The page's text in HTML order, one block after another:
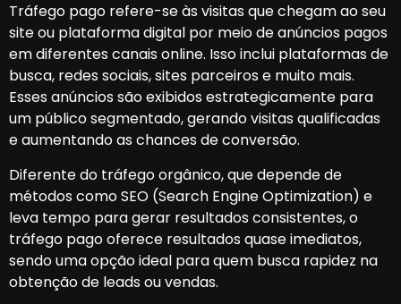
Tráfego pago refere-se às visitas que chegam ao seu
site ou plataforma digital por meio de anúncios pagos
em diferentes canais online. Isso inclui plataformas de
busca, redes sociais, sites parceiros e muito mais.
Esses anúncios são exibidos estrategicamente para
um público segmentado, gerando visitas qualificadas
e aumentando as chances de conversão.
Diferente do tráfego orgânico, que depende de
métodos como SEO (Search Engine Optimization) e
leva tempo para gerar resultados consistentes, o
tráfego pago oferece resultados quase imediatos,
sendo uma opção ideal para quem busca rapidez na
obtenção de leads ou vendas.